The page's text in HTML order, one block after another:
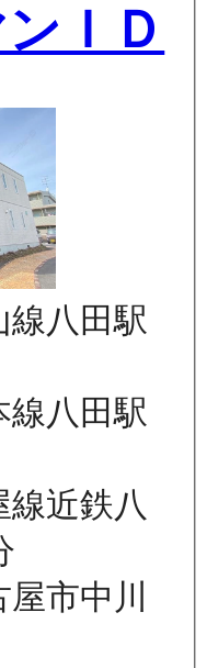
ＩＤ
線八田駅
線八田駅
線近鉄八
市中川